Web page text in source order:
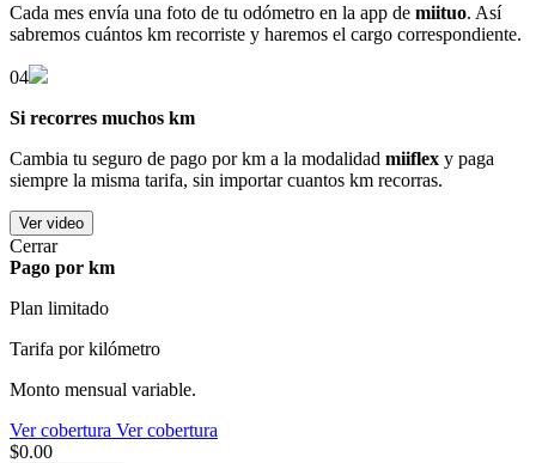
Cada mes envía una foto de tu odómetro en la app de miituo. Así
sabremos cuántos km recorriste y haremos el cargo correspondiente.
04
Si recorres muchos km
Cambia tu seguro de pago por km a la modalidad miiflex y paga
siempre la misma tarifa, sin importar cuantos km recorras.
Ver video
Cerrar
Pago por km
Plan limitado
Tarifa por kilómetro
Monto mensual variable.
Ver cobertura Ver cobertura
$0.00